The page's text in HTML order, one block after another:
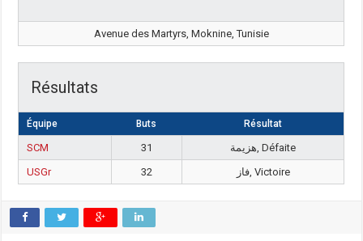
Avenue des Martyrs, Moknine, Tunisie
Résultats
Équipe Buts Résultat
SCM 31
هزيمة, Défaite
USGr
32 فاز, Victoire